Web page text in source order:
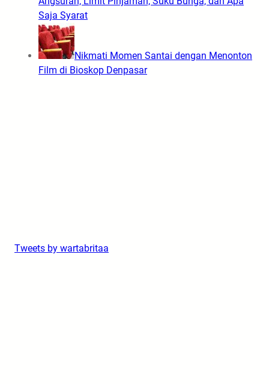
Saja Syarat
Nikmati Momen Santai dengan Menonton
Film di Bioskop Denpasar
Tweets by wartabritaa